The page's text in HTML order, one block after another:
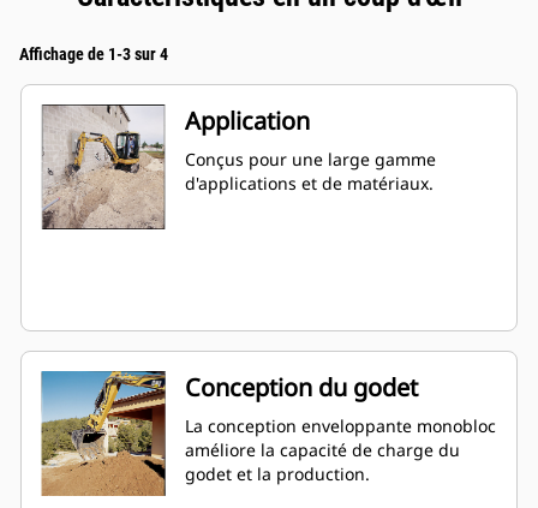
Affichage de 1-3 sur 4
Application
Conçus pour une large gamme
d'applications et de matériaux.
Conception du godet
La conception enveloppante monobloc
améliore la capacité de charge du
godet et la production.